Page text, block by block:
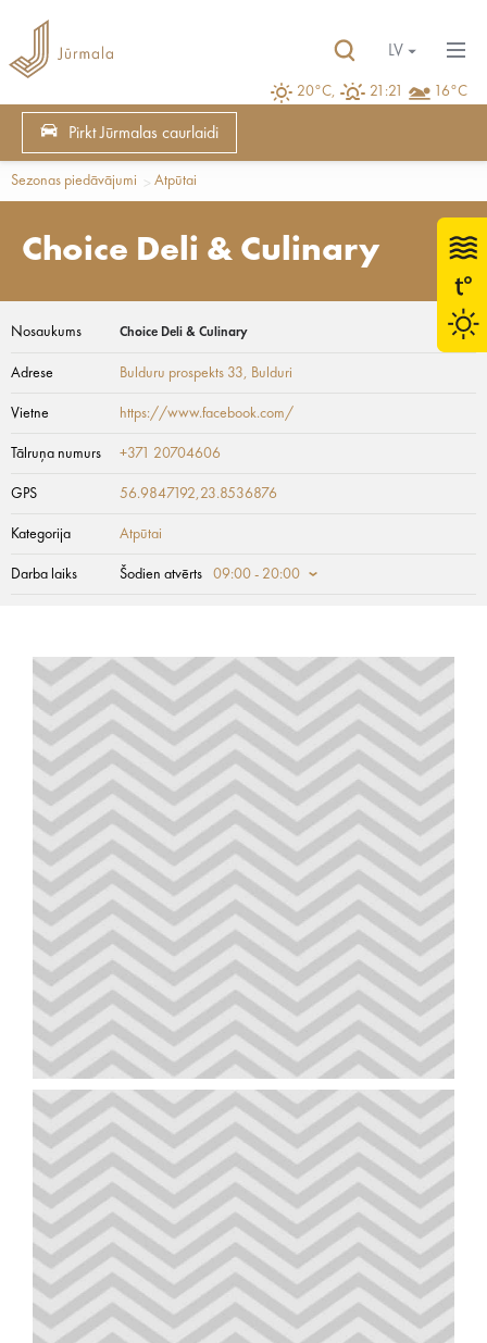
20°C, 21:21 16°C
LV
Pirkt Jūrmalas caurlaidi
Sezonas piedāvājumi Atpūtai
Choice Deli & Culinary
Nosaukums Choice Deli & Culinary
Adrese Bulduru prospekts 33, Bulduri
Vietne https://www.facebook.com/
Tālruņa numurs +371 20704606
GPS 56.9847192,23.8536876
Kategorija Atpūtai
Darba laiks Šodien atvērts 09:00 - 20:00